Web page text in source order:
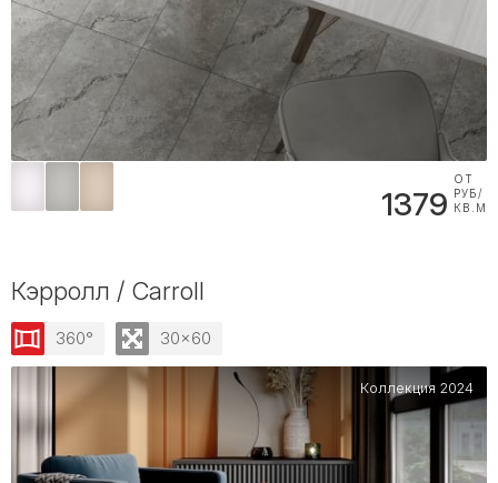
1379
ОТ
РУБ/
КВ.М
Кэрролл / Carroll
360° 30x60
Коллекция 2024